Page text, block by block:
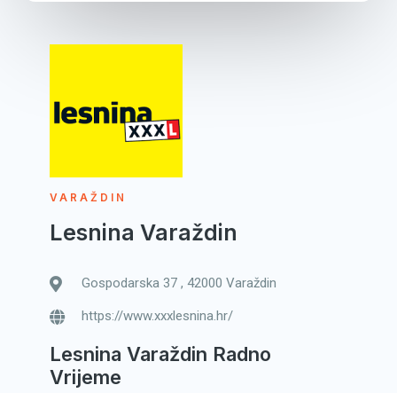
VARAŽDIN
Lesnina Varaždin
Gospodarska 37 , 42000 Varaždin
https://www.xxxlesnina.hr/
Lesnina Varaždin Radno
Vrijeme